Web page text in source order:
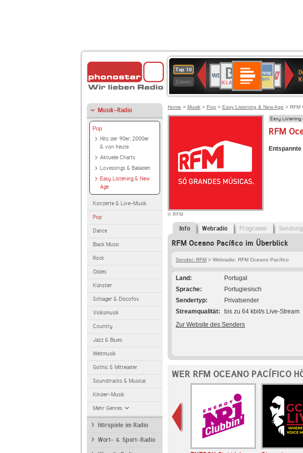
Top 10
Zuletzt
Deutschlandfunk
80er
90er
OLDIE
ANTENNE
SWR3
4
BR-
KLASSIK
Deutschlandfunk
Kultur
ANTENNE
BAYERN
SWR
Kultur
NDR
2
Musik-Radio
Pop
Hits der 90er, 2000er
& von heute
Aktuelle Charts
Lovesongs & Balladen
Easy Listening & New
Age
Konzerte & Live-Musik
Pop
Dance
Black Music
Rock
Oldies
Künstler
Schlager & Discofox
Volksmusik
Country
Jazz & Blues
Weltmusik
Gothic & Mittelalter
Soundtracks & Musical
Kinder-Musik
Mehr Genres
Hörspiele im Radio
Wort- & Sport-Radio
Home > Musik > Pop > Easy Listening & New Age > RFM
© RFM
Easy Listening
RFM
Info Webradio Programm
RFM Oceano Pacífico im Überblick
Sender: RFM > Webradio: RFM Oceano Pacífico
Land
Portugal
Sprache
Portugiesisch
Sendertyp
Privatsender
Streamqualität
bis zu 64 kbit/s Live-Stream
Zur Website des Senders
WER RFM OCEANO PACÍFICO